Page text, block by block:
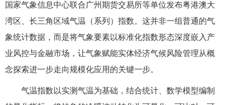
国家气象信息中心联合广州期货交易所等单位发布粤港澳大
湾区、长三角区域气温（系列）指数。这并非一组普通的气
象统计数据，而是将气象要素以标准化指数形态深度嵌入产
业风控与金融市场，让气象赋能实体经济气候风险管理从概
念探索进一步走向规模化应用的关键一步。
气温指数以实测气温为基础，结合统计、数学模型编制